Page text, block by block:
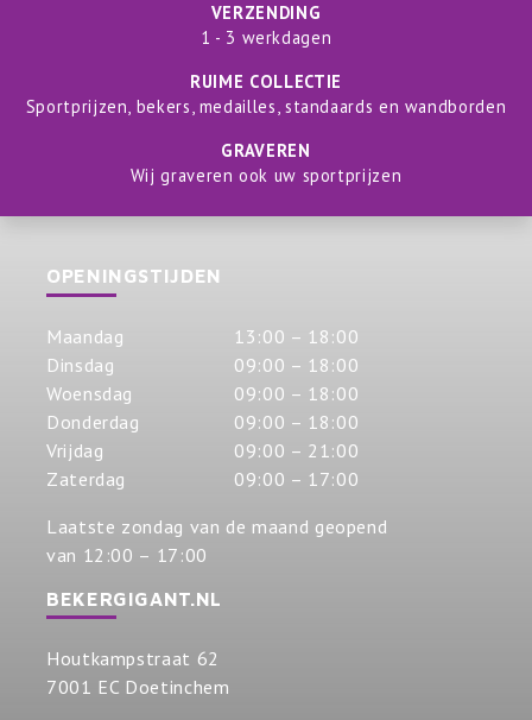
VERZENDING
1 - 3 werkdagen
RUIME COLLECTIE
Sportprijzen, bekers, medailles, standaards en wandborden
GRAVEREN
Wij graveren ook uw sportprijzen
OPENINGSTIJDEN
Maandag
13:00 – 18:00
Dinsdag
09:00 – 18:00
Woensdag
09:00 – 18:00
Donderdag
09:00 – 18:00
Vrijdag
09:00 – 21:00
Zaterdag
09:00 – 17:00
Laatste zondag van de maand geopend
van 12:00 – 17:00
BEKERGIGANT.NL
Houtkampstraat 62
7001 EC Doetinchem